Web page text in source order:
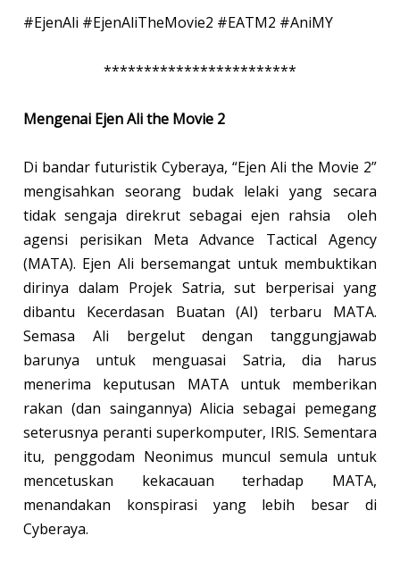
#EjenAli #EjenAliTheMovie2 #EATM2 #AniMY
************************
Mengenai Ejen Ali the Movie 2
Di bandar futuristik Cyberaya, “Ejen Ali the Movie 2”
mengisahkan seorang budak lelaki yang secara
tidak sengaja direkrut sebagai ejen rahsia oleh
agensi perisikan Meta Advance Tactical Agency
(MATA). Ejen Ali bersemangat untuk membuktikan
dirinya dalam Projek Satria, sut berperisai yang
dibantu Kecerdasan Buatan (AI) terbaru MATA.
Semasa Ali bergelut dengan tanggungjawab
barunya untuk menguasai Satria, dia harus
menerima keputusan MATA untuk memberikan
rakan (dan saingannya) Alicia sebagai pemegang
seterusnya peranti superkomputer, IRIS. Sementara
itu, penggodam Neonimus muncul semula untuk
mencetuskan kekacauan terhadap MATA,
menandakan konspirasi yang lebih besar di
Cyberaya.